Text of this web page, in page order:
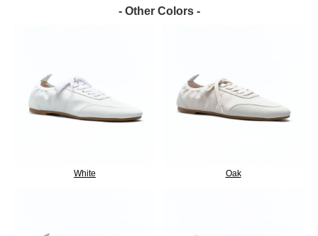
- Other Colors -
White Oak